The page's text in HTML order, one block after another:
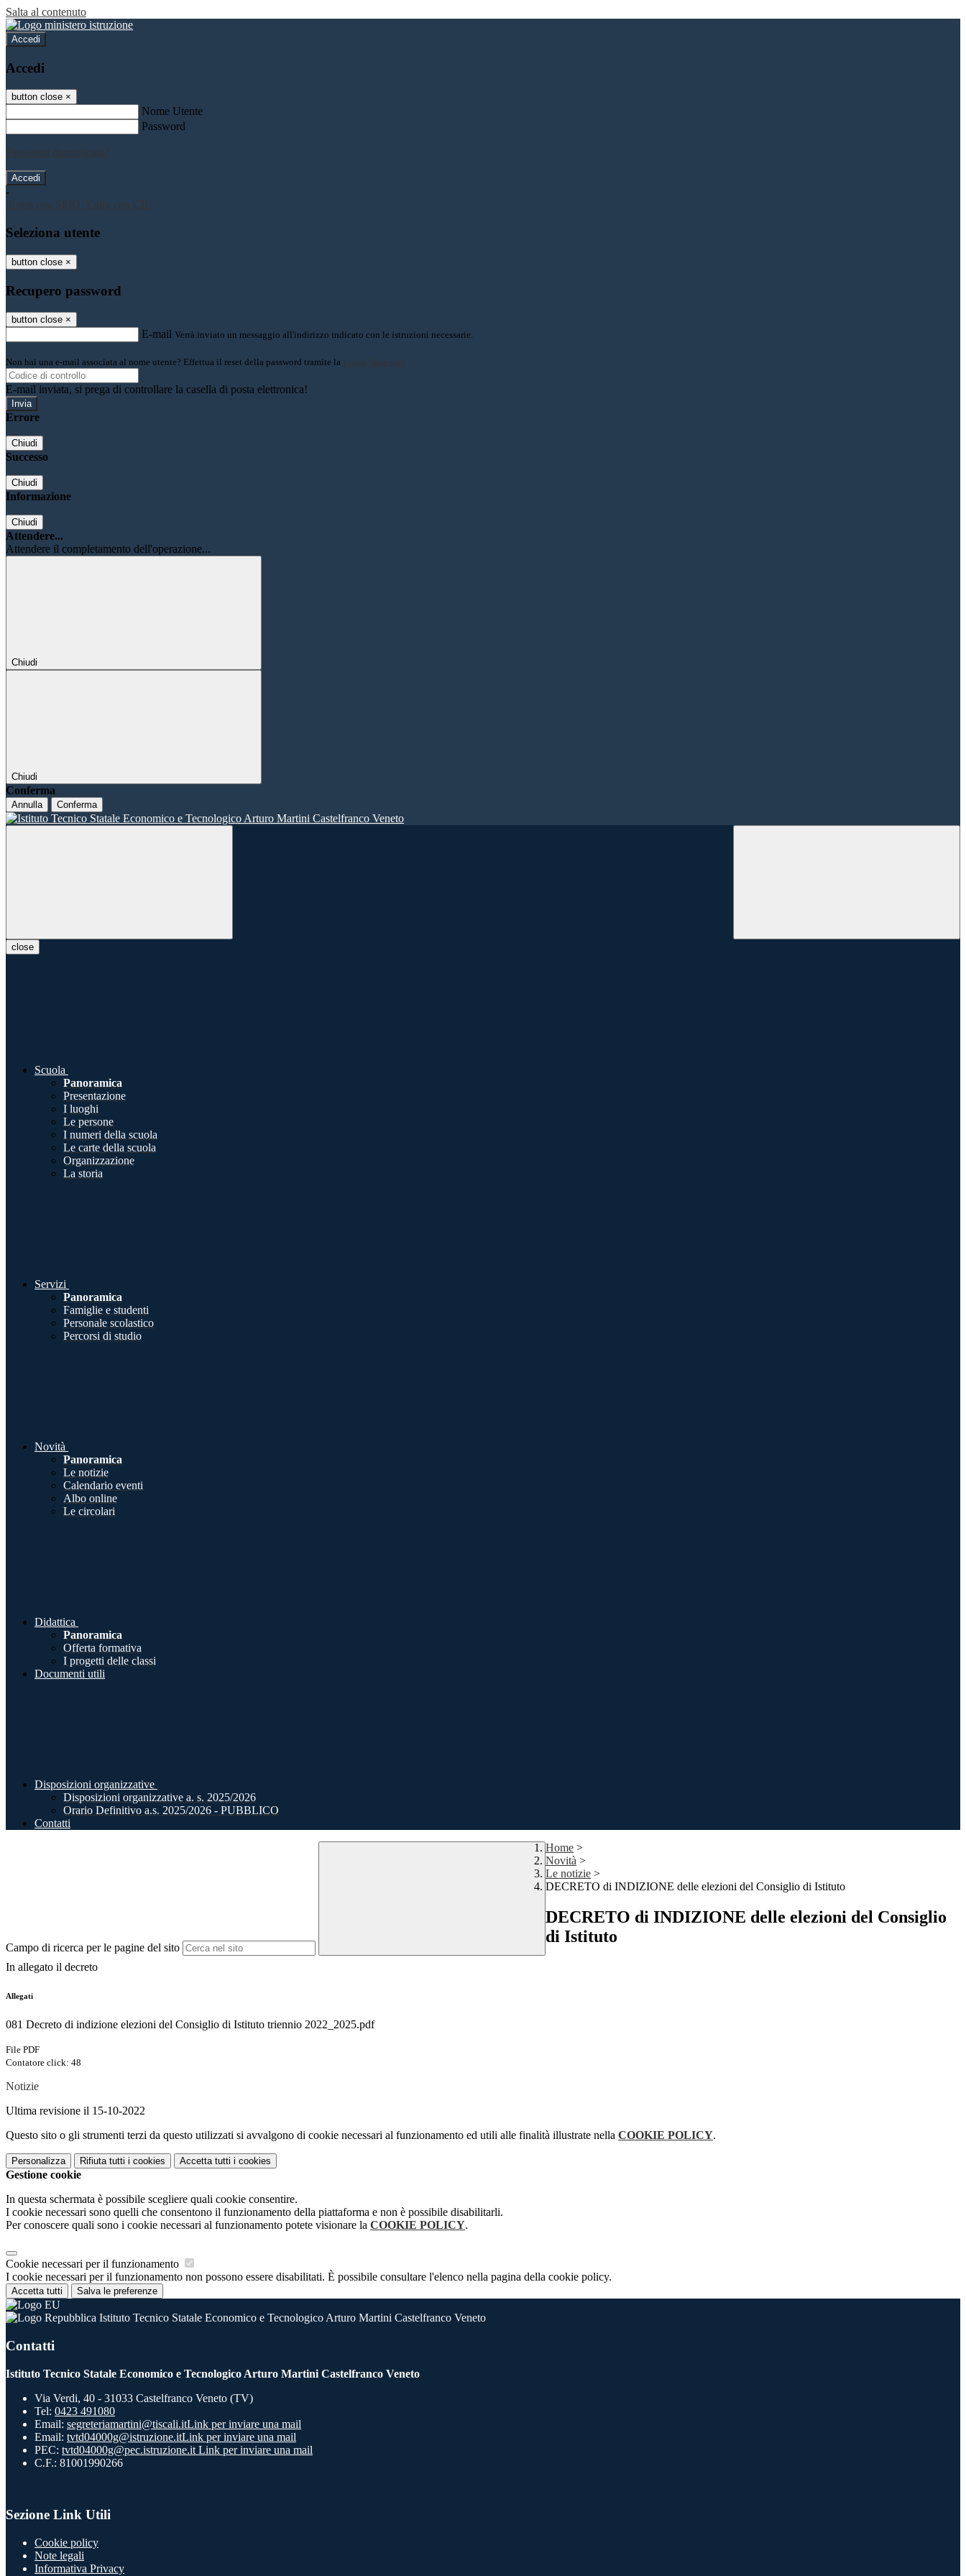
Salta al contenuto
Accedi
Accedi
button close ×
Nome Utente
Password
Password dimenticata?
-
Entra con SPID
Entra con CIE
Seleziona utente
button close ×
Recupero password
button close ×
E-mail Verrà inviato un messaggio all'indirizzo indicato con le istruzioni necessarie.
Non hai una e-mail associata al nome utente? Effettua il reset della password tramite la Login Spaggiari
E-mail inviata, si prega di controllare la casella di posta elettronica!
Errore
Chiudi
Successo
Chiudi
Informazione
Chiudi
Attendere...
Attendere il completamento dell'operazione...
Chiudi
Chiudi
Conferma
Annulla Conferma
close
Scuola
Panoramica
Presentazione
I luoghi
Le persone
I numeri della scuola
Le carte della scuola
Organizzazione
La storia
Servizi
Panoramica
Famiglie e studenti
Personale scolastico
Percorsi di studio
Novità
Panoramica
Le notizie
Calendario eventi
Albo online
Le circolari
Didattica
Panoramica
Offerta formativa
I progetti delle classi
Documenti utili
Disposizioni organizzative
Disposizioni organizzative a. s. 2025/2026
Orario Definitivo a.s. 2025/2026 - PUBBLICO
Contatti
Campo di ricerca per le pagine del sito
Home >
Novità >
Le notizie >
DECRETO di INDIZIONE delle elezioni del Consiglio di Istituto
DECRETO di INDIZIONE delle elezioni del Consiglio
di Istituto
In allegato il decreto
Allegati
081 Decreto di indizione elezioni del Consiglio di Istituto triennio 2022_2025.pdf
File PDF
Contatore click: 48
Notizie
Ultima revisione il 15-10-2022
Questo sito o gli strumenti terzi da questo utilizzati si avvalgono di cookie necessari al funzionamento ed utili alle finalità illustrate nella COOKIE POLICY.
Personalizza Rifiuta tutti i cookies Accetta tutti i cookies
Gestione cookie
In questa schermata è possibile scegliere quali cookie consentire.
I cookie necessari sono quelli che consentono il funzionamento della piattaforma e non è possibile disabilitarli.
Per conoscere quali sono i cookie necessari al funzionamento potete visionare la COOKIE POLICY.
Cookie necessari per il funzionamento
I cookie necessari per il funzionamento non possono essere disabilitati. È possibile consultare l'elenco nella pagina della cookie policy.
Accetta tutti Salva le preferenze
Istituto Tecnico Statale Economico e Tecnologico Arturo Martini Castelfranco Veneto
Contatti
Istituto Tecnico Statale Economico e Tecnologico Arturo Martini Castelfranco Veneto
Via Verdi, 40 - 31033 Castelfranco Veneto (TV)
Tel: 0423 491080
Email: segreteriamartini@tiscali.itLink per inviare una mail
Email: tvtd04000g@istruzione.itLink per inviare una mail
PEC: tvtd04000g@pec.istruzione.it Link per inviare una mail
C.F.: 81001990266
Sezione Link Utili
Cookie policy
Note legali
Informativa Privacy